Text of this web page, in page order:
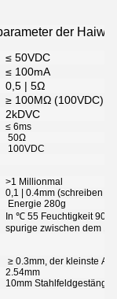
der
≤ 50VDC
≤ 100mA
0,5 | 5Ω
≥ 100MΩ (100VDC)
2kDVC
≤ 6ms
50Ω
100VDC
>1 Millionmal
0,1 | 0.4mm (schreiben
Energie 280g
In ℃ 55 Feuchtigkeit
spurige zwischen dem
≥ 0.3mm, der kleinste
2.54mm
10mm Stahlfeldgestänge